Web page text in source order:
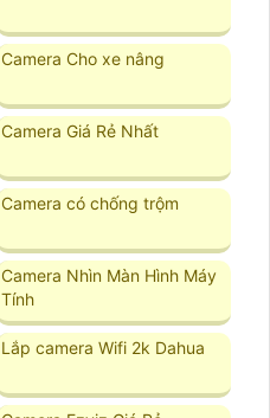
Camera Cho xe nâng
Camera Giá Rẻ Nhất
Camera có chống trộm
Camera Nhìn Màn Hình Máy
Tính
Lắp camera Wifi 2k Dahua